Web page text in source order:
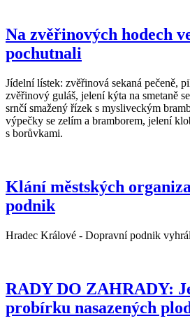
Na zvěřinových hodech
pochutnali
Jídelní lístek: zvěřinová sekaná pečeně,
zvěřinový guláš, jelení kýta na smetaně
srnčí smažený řízek s mysliveckým
výpečky se zelím a bramborem, jelení
s borůvkami.
Klání městských
podnik
Hradec Králové - Dopravní podnik
RADY DO ZAHRADY:
probírku nasazených